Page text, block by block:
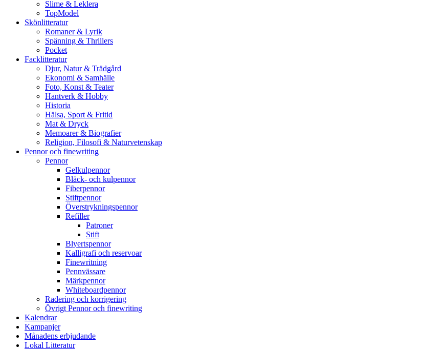
Slime & Leklera
TopModel
Skönlitteratur
Romaner & Lyrik
Spänning & Thrillers
Pocket
Facklitteratur
Djur, Natur & Trädgård
Ekonomi & Samhälle
Foto, Konst & Teater
Hantverk & Hobby
Historia
Hälsa, Sport & Fritid
Mat & Dryck
Memoarer & Biografier
Religion, Filosofi & Naturvetenskap
Pennor och finewriting
Pennor
Gelkulpennor
Bläck- och kulpennor
Fiberpennor
Stiftpennor
Överstrykningspennor
Refiller
Patroner
Stift
Blyertspennor
Kalligrafi och reservoar
Finewritning
Pennvässare
Märkpennor
Whiteboardpennor
Radering och korrigering
Övrigt Pennor och finewriting
Kalendrar
Kampanjer
Månadens erbjudande
Lokal Litteratur